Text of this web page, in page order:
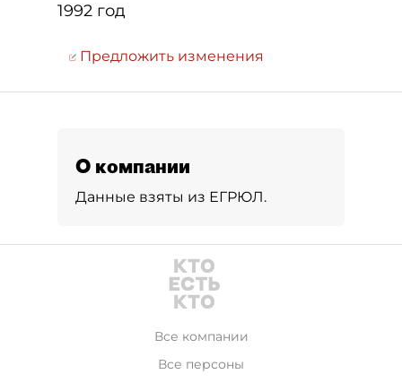
1992 год
Предложить изменения
О компании
Данные взяты из ЕГРЮЛ.
Все компании
Все персоны